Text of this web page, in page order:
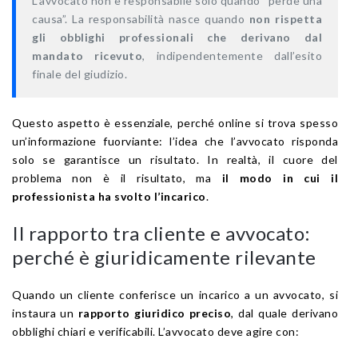
causa”. La responsabilità nasce quando non rispetta
gli obblighi professionali che derivano dal
mandato ricevuto, indipendentemente dall’esito
finale del giudizio.
Questo aspetto è essenziale, perché online si trova spesso
un’informazione fuorviante: l’idea che l’avvocato risponda
solo se garantisce un risultato. In realtà, il cuore del
problema non è il risultato, ma il modo in cui il
professionista ha svolto l’incarico.
Il rapporto tra cliente e avvocato:
perché è giuridicamente rilevante
Quando un cliente conferisce un incarico a un avvocato, si
instaura un rapporto giuridico preciso, dal quale derivano
obblighi chiari e verificabili. L’avvocato deve agire con: